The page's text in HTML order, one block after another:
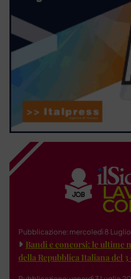
Pubblicazione: mercoledì 8
Bandi e concorsi: le ultime
della Repubblica Italiana del 3